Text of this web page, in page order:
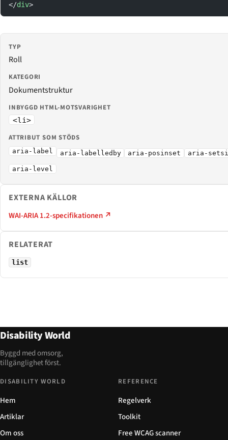
</div>
TYP
Roll
KATEGORI
Dokumentstruktur
INBYGGD HTML-MOTSVARIGHET
<li>
ATTRIBUT SOM STÖDS
aria-label aria-labelledby aria-posinset aria-
aria-level
EXTERNA KÄLLOR
WAI-ARIA 1.2-specifikationen ↗
RELATERAT
list
Disability World
Byggd med omsorg,
tillgänglighet först.
DISABILITY WORLD
Hem
Artiklar
Om oss
REFERENCE
Regelverk
Toolkit
Free WCAG scanner